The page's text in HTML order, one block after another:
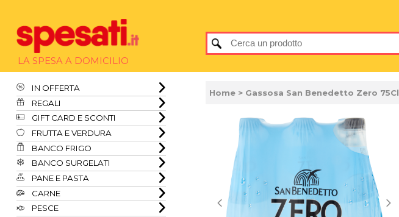
LA SPESA A DOMICILIO
IN OFFERTA
REGALI
GIFT CARD E SCONTI
FRUTTA E VERDURA
BANCO FRIGO
BANCO SURGELATI
PANE E PASTA
CARNE
PESCE
Home > Gassosa San Benedetto Zero 75Cl